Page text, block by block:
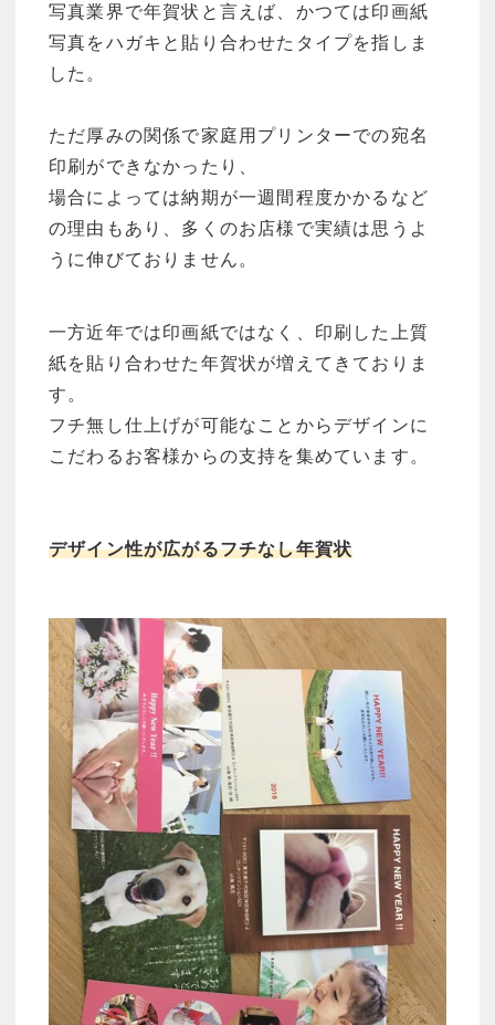
写真業界で年賀状と言えば、かつては印画紙
写真をハガキと貼り合わせたタイプを指しま
した。
ただ厚みの関係で家庭用プリンターでの宛名
印刷ができなかったり、
場合によっては納期が一週間程度かかるなど
の理由もあり、多くのお店様で実績は思うよ
うに伸びておりません。
一方近年では印画紙ではなく、印刷した上質
紙を貼り合わせた年賀状が増えてきておりま
す。
フチ無し仕上げが可能なことからデザインに
こだわるお客様からの支持を集めています。
デザイン性が広がるフチなし年賀状